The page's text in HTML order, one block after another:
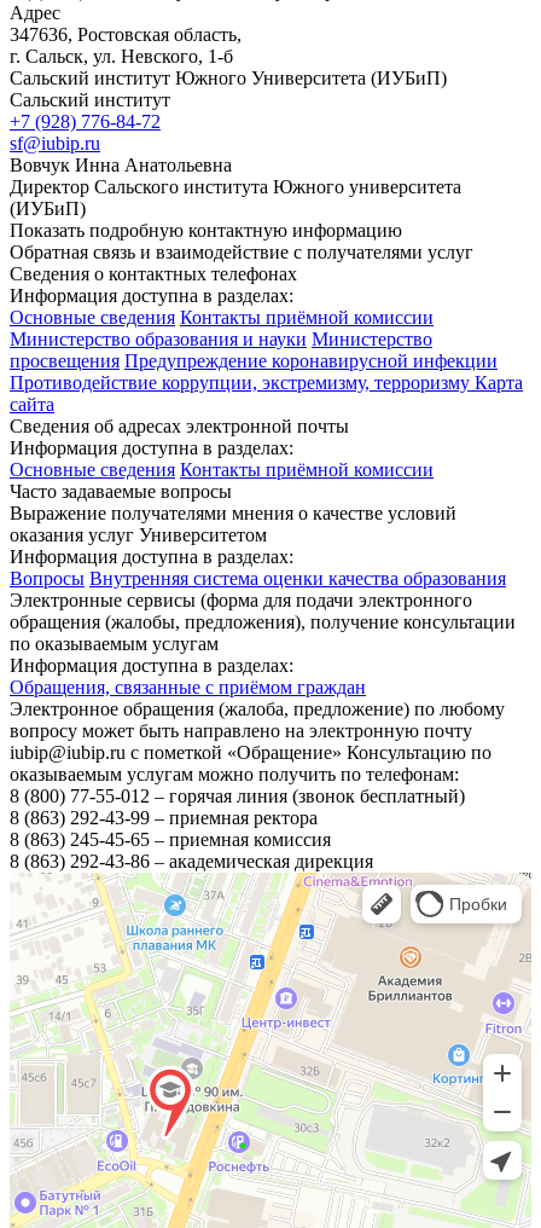
Адрес
347636, Ростовская область,
г. Сальск, ул. Невского, 1-б
Сальский институт Южного Университета (ИУБиП)
Сальский институт
+7 (928) 776-84-72
sf@iubip.ru
Вовчук Инна Анатольевна
Директор Сальского института Южного университета
(ИУБиП)
Показать подробную контактную информацию
Обратная связь и взаимодействие с получателями услуг
Сведения о контактных телефонах
Информация доступна в разделах:
Основные сведения Контакты приёмной комиссии
Министерство образования и науки Министерство
просвещения Предупреждение коронавирусной инфекции
Противодействие коррупции, экстремизму, терроризму Карта
сайта
Сведения об адресах электронной почты
Информация доступна в разделах:
Основные сведения Контакты приёмной комиссии
Часто задаваемые вопросы
Выражение получателями мнения о качестве условий
оказания услуг Университетом
Информация доступна в разделах:
Вопросы Внутренняя система оценки качества образования
Электронные сервисы (форма для подачи электронного
обращения (жалобы, предложения), получение консультации
по оказываемым услугам
Информация доступна в разделах:
Обращения, связанные с приёмом граждан
Электронное обращения (жалоба, предложение) по любому
вопросу может быть направлено на электронную почту
iubip@iubip.ru с пометкой «Обращение» Консультацию по
оказываемым услугам можно получить по телефонам:
8 (800) 77-55-012 – горячая линия (звонок бесплатный)
8 (863) 292-43-99 – приемная ректора
8 (863) 245-45-65 – приемная комиссия
8 (863) 292-43-86 – академическая дирекция